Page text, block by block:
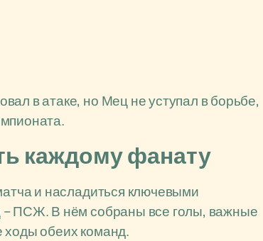
в атаке, но Мец не уступал в борьбе,
каждому фанату
и насладиться ключевыми
– ПСЖ. В нём собраны все голы, важные
обеих команд.